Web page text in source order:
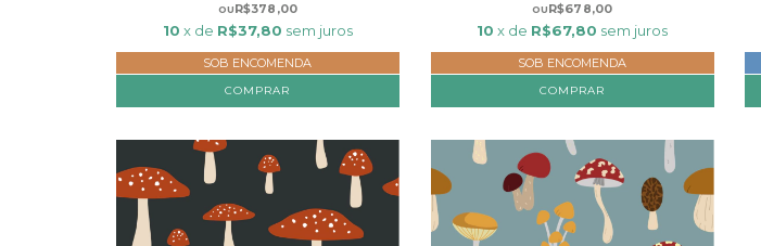
R$378,00
10 x de R$37,80 sem juros
SOB ENCOMENDA
COMPRAR
R$678,00
10 x de R$67,80 sem juros
SOB ENCOMENDA
COMPRAR